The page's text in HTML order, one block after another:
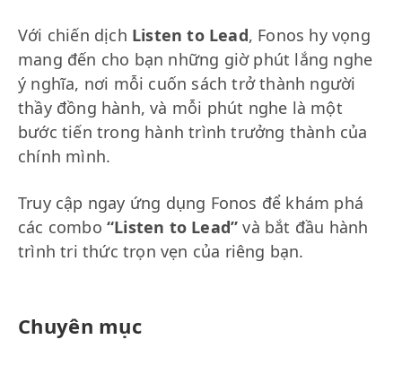
Với chiến dịch Listen to Lead, Fonos hy vọng
mang đến cho bạn những giờ phút lắng nghe
ý nghĩa, nơi mỗi cuốn sách trở thành người
thầy đồng hành, và mỗi phút nghe là một
bước tiến trong hành trình trưởng thành của
chính mình.
Truy cập ngay ứng dụng Fonos để khám phá
các combo “Listen to Lead”và bắt đầu hành
trình tri thức trọn vẹn của riêng bạn.
Chuyên mục